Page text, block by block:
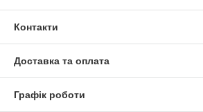
Контакти
Доставка та оплата
Графік роботи